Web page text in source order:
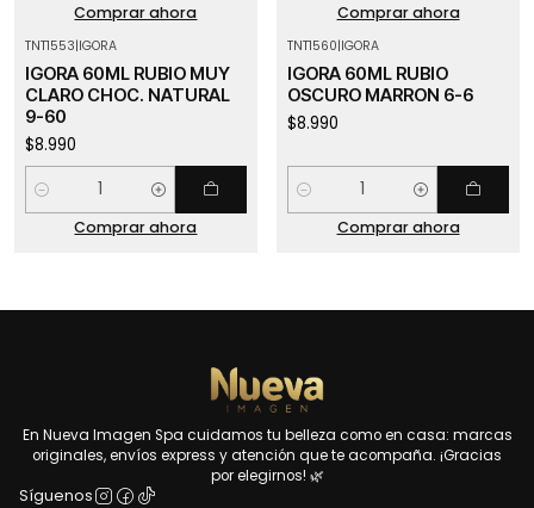
Comprar ahora
Comprar ahora
TNT1553|IGORA
IGORA 60ML RUBIO MUY
CLARO CHOC. NATURAL
9-60
$8.990
Cantidad
Comprar ahora
TNT1560|IGORA
IGORA 60ML RUBIO
OSCURO MARRON 6-6
$8.990
Cantidad
Comprar ahora
En Nueva Imagen Spa cuidamos tu belleza como en casa: marcas
originales, envíos express y atención que te acompaña. ¡Gracias
por elegirnos! 🌿
Síguenos